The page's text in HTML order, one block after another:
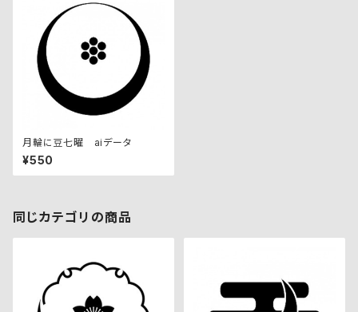
月輪に豆七曜 aiデータ
¥550
同じカテゴリの商品